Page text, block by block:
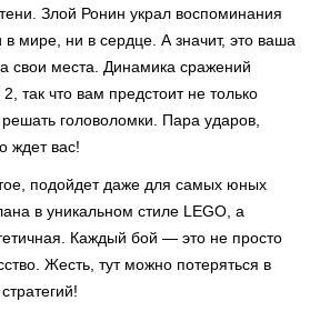
Злой Ронин украл воспоминания
мире, ни в сердце. А значит, это ваша
свои места. Динамика сражений
так что вам предстоит не только
головоломки. Пара ударов,
ждет вас!
подойдет даже для самых юных
в уникальном стиле LEGO, а
Каждый бой — это не просто
Жесть, тут можно потеряться в